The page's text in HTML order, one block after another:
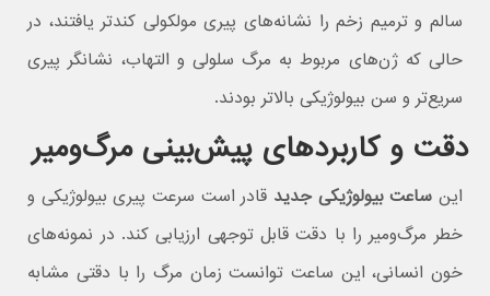
سالم و ترمیم زخم را نشانه‌های پیری مولکولی کندتر یافتند، در
حالی که ژن‌های مربوط به مرگ سلولی و التهاب، نشانگر پیری
سریع‌تر و سن بیولوژیکی بالاتر بودند.
دقت و کاربردهای پیش‌بینی مرگ‌ومیر
این ساعت بیولوژیکی جدید قادر است سرعت پیری بیولوژیکی و
خطر مرگ‌ومیر را با دقت قابل توجهی ارزیابی کند. در نمونه‌های
خون انسانی، این ساعت توانست زمان مرگ را با دقتی مشابه